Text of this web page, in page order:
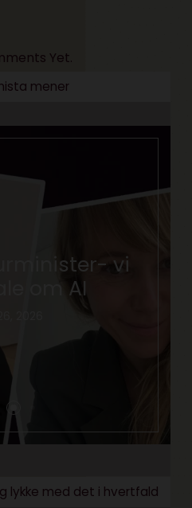
Yet.
mener
vi
om AI
2026
lykke med det i hvertfald